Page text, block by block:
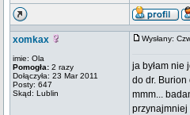
xomkax
imie: Ola
Pomogła: 2 razy
Dołączyła: 23 Mar 2011
Posty: 647
Skąd: Lublin
Wysłany:
ja byłam nie
do dr. Burion
mmm...
przynajmniej